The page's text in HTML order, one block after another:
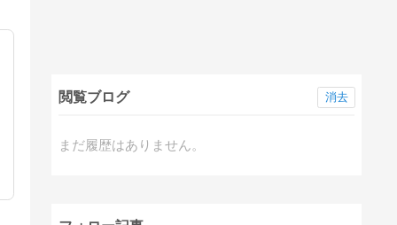
閲覧ブログ
まだ履歴はありません。
消去